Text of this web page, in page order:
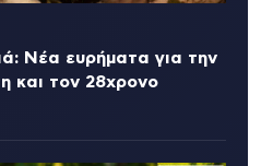
Νέα ευρήματα για την
και τον 28χρονο